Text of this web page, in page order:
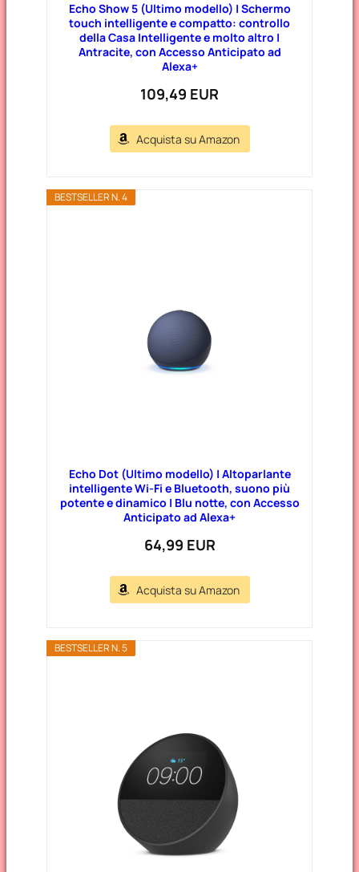
Echo Show 5 (Ultimo modello) | Schermo
touch intelligente e compatto: controllo
della Casa Intelligente e molto altro |
Antracite, con Accesso Anticipato ad
Alexa+
109,49 EUR
Acquista su Amazon
BESTSELLER N. 4
Echo Dot (Ultimo modello) | Altoparlante
intelligente Wi-Fi e Bluetooth, suono più
potente e dinamico | Blu notte, con Accesso
Anticipato ad Alexa+
64,99 EUR
Acquista su Amazon
BESTSELLER N. 5